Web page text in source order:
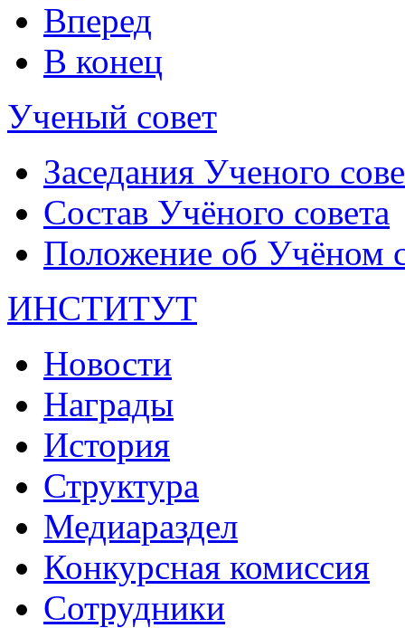
Вперед
В конец
Ученый совет
Заседания Ученого
Состав Учёного совета
Положение об Учёном
ИНСТИТУТ
Новости
Награды
История
Структура
Медиараздел
Конкурсная комиссия
Сотрудники